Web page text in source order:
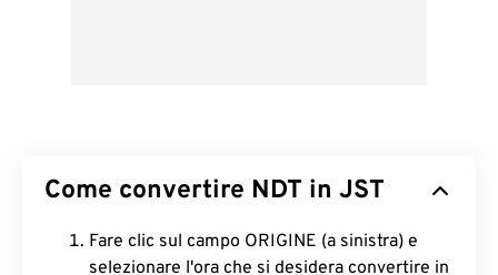
Come convertire NDT in JST
Fare clic sul campo ORIGINE (a sinistra) e
selezionare l'ora che si desidera convertire in